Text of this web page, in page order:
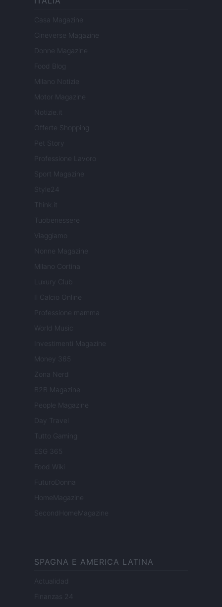
Casa Magazine
Cineverse Magazine
Donne Magazine
Food Blog
Milano Notizie
Motor Magazine
Notizie.it
Offerte Shopping
Pet Story
Professione Lavoro
Sport Magazine
Style24
Think.it
Tuobenessere
Viaggiamo
Nonne Magazine
Milano Cortina
Luxury Club
Il Calcio Online
Professione mamma
World Music
Investimenti Magazine
Money 365
Zona Nerd
B2B Magazine
People Magazine
Day Travel
Tutto Gaming
ESG 365
Food Wiki
FuturoDonna
HomeMagazine
SecondHomeMagazine
SPAGNA E AMERICA LATINA
Actualidad
Finanzas 24